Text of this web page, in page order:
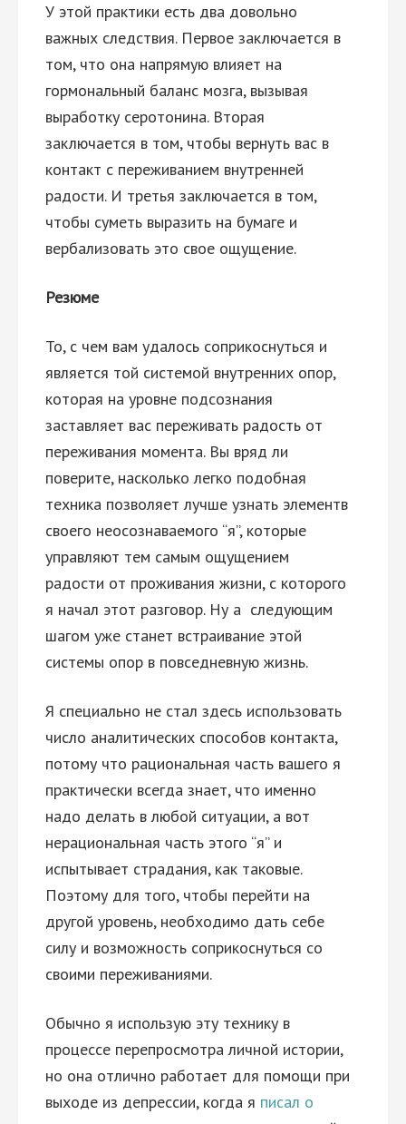
У этой практики есть два довольно
важных следствия. Первое заключается в
том, что она напрямую влияет на
гормональный баланс мозга, вызывая
выработку серотонина. Вторая
заключается в том, чтобы вернуть вас в
контакт с переживанием внутренней
радости. И третья заключается в том,
чтобы суметь выразить на бумаге и
вербализовать это свое ощущение.
Резюме
То, с чем вам удалось соприкоснуться и
является той системой внутренних опор,
которая на уровне подсознания
заставляет вас переживать радость от
переживания момента. Вы вряд ли
поверите, насколько легко подобная
техника позволяет лучше узнать элементв
своего неосознаваемого “я”, которые
управляют тем самым ощущением
радости от проживания жизни, с которого
я начал этот разговор. Ну а следующим
шагом уже станет встраивание этой
системы опор в повседневную жизнь.
Я специально не стал здесь использовать
число аналитических способов контакта,
потому что рациональная часть вашего я
практически всегда знает, что именно
надо делать в любой ситуации, а вот
нерациональная часть этого “я” и
испытывает страдания, как таковые.
Поэтому для того, чтобы перейти на
другой уровень, необходимо дать себе
силу и возможность соприкоснуться со
своими переживаниями.
Обычно я использую эту технику в
процессе перепросмотра личной истории,
но она отлично работает для помощи при
выходе из депрессии, когда я писал о